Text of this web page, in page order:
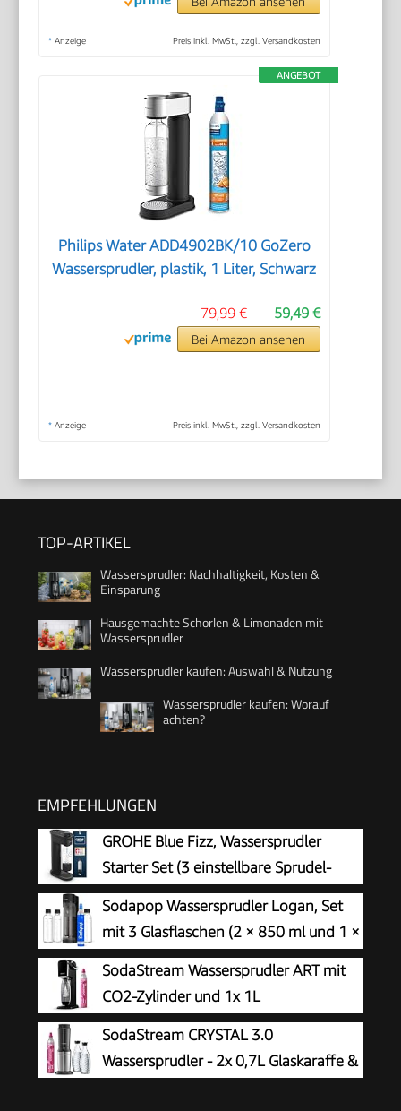
* Anzeige Preis inkl. MwSt., zzgl. Versandkosten
ANGEBOT
Philips Water ADD4902BK/10 GoZero
Wassersprudler, plastik, 1 Liter, Schwarz
59,49 €
79,99 €
Bei Amazon ansehen
* Anzeige Preis inkl. MwSt., zzgl. Versandkosten
TOP-ARTIKEL
Wassersprudler: Nachhaltigkeit, Kosten &
Einsparung
Hausgemachte Schorlen & Limonaden mit
Wassersprudler
Wassersprudler kaufen: Auswahl & Nutzung
Wassersprudler kaufen: Worauf
achten?
EMPFEHLUNGEN
GROHE Blue Fizz, Wassersprudler
Starter Set (3 einstellbare Sprudel-
Stufen, ohne CO2 Flasche, 1x 0,85l
Wasserflasche + Reinigungspulver), schwarz,
31943K00
Sodapop Wassersprudler Logan, Set
mit 3 Glasflaschen (2 × 850 ml und 1 ×
600 ml) und 1 CO₂-Zylinder, Matt
Schwarz, Höhe 42,6 cm
SodaStream Wassersprudler ART mit
CO2-Zylinder und 1x 1L
spülmaschinenfeste Kunststoff-
Flasche, Höhe 44cm, Schwarz, 44 cm
SodaStream CRYSTAL 3.0
Wassersprudler - 2x 0,7L Glaskaraffe &